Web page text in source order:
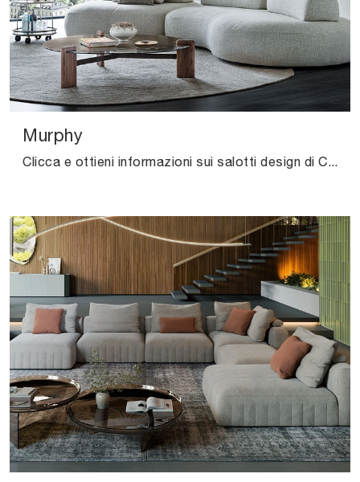
Murphy
Clicca e ottieni informazioni sui salotti design di Cattelan Italia! Molteplici modelli di divani, come Murphy, ti aspettano.